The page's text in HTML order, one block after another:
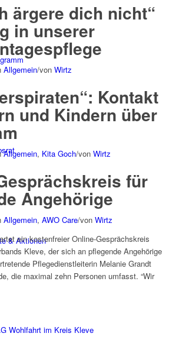
& Aktionen
Wohlfahrt im Kreis Kleve
ärgere dich nicht“
in unserer
Allgemein/von Wirtz
Kontakt
und Kindern über
Allgemein, Kita Goch/von Wirtz
für
Angehörige
Allgemein, AWO Care/von Wirtz
ein kostenfreier Online-Gesprächskreis
Kleve, der sich an pflegende Angehörige
Pflegedienstleiterin Melanie Grandt
die maximal zehn Personen umfasst. “Wir